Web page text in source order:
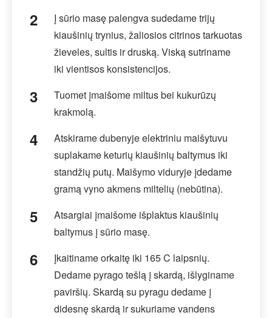
Į sūrio masę palengva sudedame trijų
kiaušinių trynius, žaliosios citrinos tarkuotas
žieveles, sultis ir druską. Viską sutriname
iki vientisos konsistencijos.
Tuomet įmaišome miltus bei kukurūzų
krakmolą.
Atskirame dubenyje elektriniu maišytuvu
suplakame keturių kiaušinių baltymus iki
standžių putų. Maišymo viduryje įdedame
gramą vyno akmens miltelių (nebūtina).
Atsargiai įmaišome išplaktus kiaušinių
baltymus į sūrio masę.
Įkaitiname orkaitę iki 165 C laipsnių.
Dedame pyrago tešlą į skardą, išlyginame
paviršių. Skardą su pyragu dedame į
didesnę skardą ir sukuriame vandens